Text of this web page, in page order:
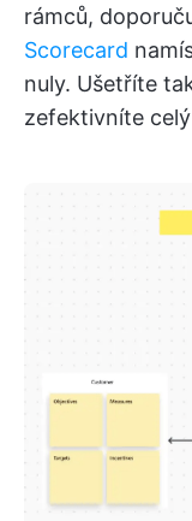
rámců,
Scorecard
nuly. Ušetříte
zefektivníte